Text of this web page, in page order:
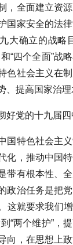
，全面建立资
国家安全的法
大确立的战略
“四个全面”战
色社会主义在
、提高国家治理
党的十九届四
特色社会主义
化，推动中国
带有根本性、
政治任务是把
这就要求我们增
“两个维护”，
向，在思想上